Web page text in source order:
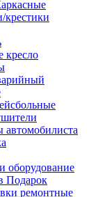
крестики
кресло
автомобилиста
оборудование
Подарок
ремонтные